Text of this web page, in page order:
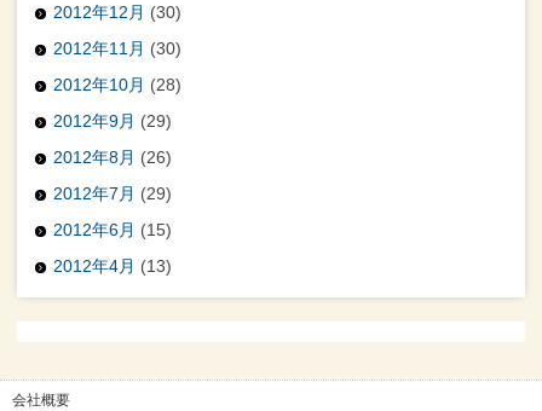
2012年12月 (30)
2012年11月 (30)
2012年10月 (28)
2012年9月 (29)
2012年8月 (26)
2012年7月 (29)
2012年6月 (15)
2012年4月 (13)
会社概要